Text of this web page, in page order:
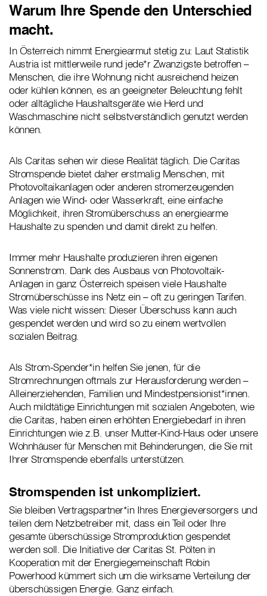
Warum Ihre Spende den Unterschied
macht.
In Österreich nimmt Energiearmut stetig zu: Laut Statistik
Austria ist mittlerweile rund jede*r Zwanzigste betroffen –
Menschen, die ihre Wohnung nicht ausreichend heizen
oder kühlen können, es an geeigneter Beleuchtung fehlt
oder alltägliche Haushaltsgeräte wie Herd und
Waschmaschine nicht selbstverständlich genutzt werden
können.
Als Caritas sehen wir diese Realität täglich. Die Caritas
Stromspende bietet daher erstmalig Menschen, mit
Photovoltaikanlagen oder anderen stromerzeugenden
Anlagen wie Wind- oder Wasserkraft, eine einfache
Möglichkeit, ihren Stromüberschuss an energiearme
Haushalte zu spenden und damit direkt zu helfen.
Immer mehr Haushalte produzieren ihren eigenen
Sonnenstrom. Dank des Ausbaus von Photovoltaik-
Anlagen in ganz Österreich speisen viele Haushalte
Stromüberschüsse ins Netz ein – oft zu geringen Tarifen.
Was viele nicht wissen: Dieser Überschuss kann auch
gespendet werden und wird so zu einem wertvollen
sozialen Beitrag.
Als Strom-Spender*in helfen Sie jenen, für die
Stromrechnungen oftmals zur Herausforderung werden –
Alleinerziehenden, Familien und Mindestpensionist*innen.
Auch mildtätige Einrichtungen mit sozialen Angeboten, wie
die Caritas, haben einen erhöhten Energiebedarf in ihren
Einrichtungen wie z.B. unser Mutter-Kind-Haus oder unsere
Wohnhäuser für Menschen mit Behinderungen, die Sie mit
Ihrer Stromspende ebenfalls unterstützen.
Stromspenden ist unkompliziert.
Sie bleiben Vertragspartner*in Ihres Energieversorgers und
teilen dem Netzbetreiber mit, dass ein Teil oder Ihre
gesamte überschüssige Stromproduktion gespendet
werden soll. Die Initiative der Caritas St. Pölten in
Kooperation mit der Energiegemeinschaft Robin
Powerhood kümmert sich um die wirksame Verteilung der
überschüssigen Energie. Ganz einfach.